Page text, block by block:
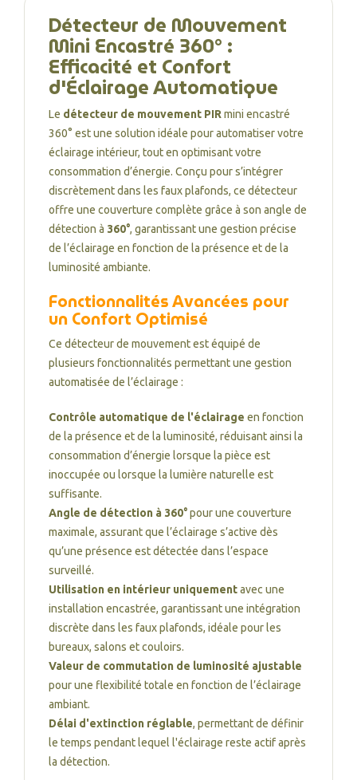
Détecteur de Mouvement
Mini Encastré 360° :
Efficacité et Confort
d'Éclairage Automatique
Le détecteur de mouvement PIR mini encastré
360° est une solution idéale pour automatiser votre
éclairage intérieur, tout en optimisant votre
consommation d’énergie. Conçu pour s’intégrer
discrètement dans les faux plafonds, ce détecteur
offre une couverture complète grâce à son angle de
détection à 360°, garantissant une gestion précise
de l’éclairage en fonction de la présence et de la
luminosité ambiante.
Fonctionnalités Avancées pour
un Confort Optimisé
Ce détecteur de mouvement est équipé de
plusieurs fonctionnalités permettant une gestion
automatisée de l’éclairage :
Contrôle automatique de l'éclairage en fonction
de la présence et de la luminosité, réduisant ainsi la
consommation d’énergie lorsque la pièce est
inoccupée ou lorsque la lumière naturelle est
suffisante.
Angle de détection à 360°pour une couverture
maximale, assurant que l’éclairage s’active dès
qu’une présence est détectée dans l’espace
surveillé.
Utilisation en intérieur uniquementavec une
installation encastrée, garantissant une intégration
discrète dans les faux plafonds, idéale pour les
bureaux, salons et couloirs.
Valeur de commutation de luminosité ajustable
pour une flexibilité totale en fonction de l’éclairage
ambiant.
Délai d'extinction réglable, permettant de définir
le temps pendant lequel l'éclairage reste actif après
la détection.